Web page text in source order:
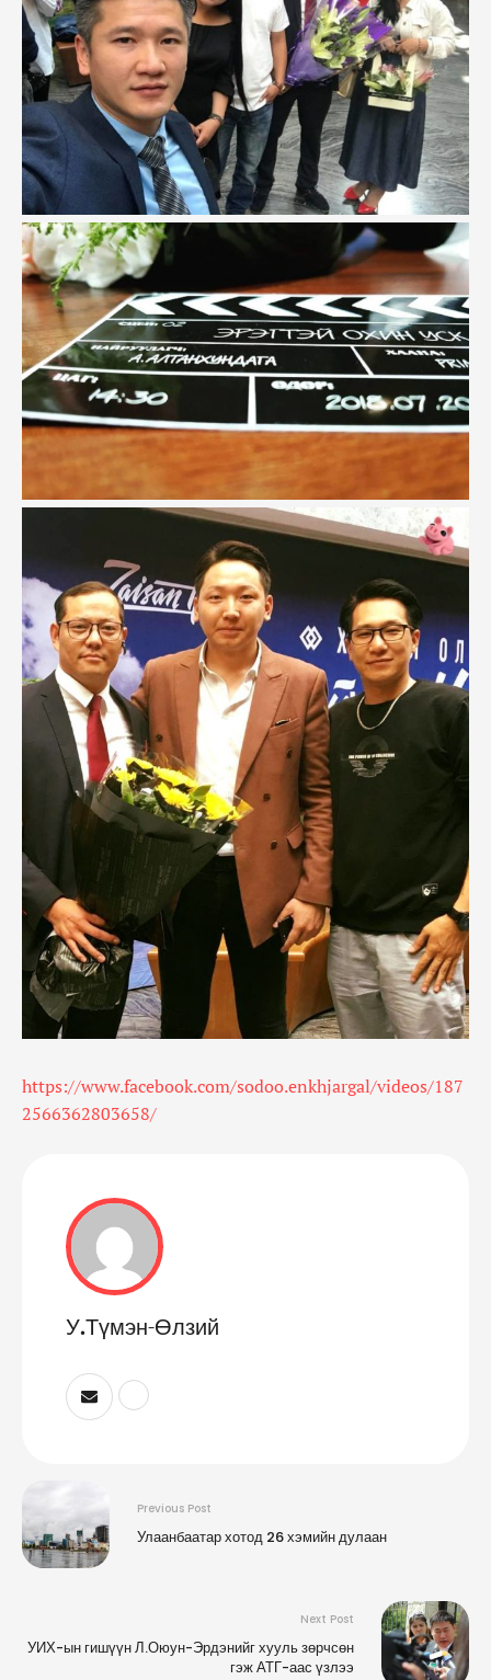
https://www.facebook.com/sodoo.enkhjargal/videos/187
2566362803658/
У.Түмэн-Өлзий
Previous Post
Улаанбаатар хотод 26 хэмийн дулаан
Next Post
УИХ-ын гишүүн Л.Оюун-Эрдэнийг хууль зөрчсөн
гэж АТГ-аас үзлээ